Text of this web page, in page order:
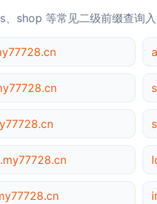
shop 等常见二级前缀查询入